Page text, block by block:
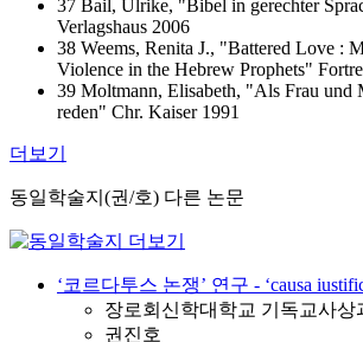
37 Bail, Ulrike, "Bibel in gerechter
Verlagshaus 2006
38 Weems, Renita J., "Battered Love :
Violence in the Hebrew Prophets"
39 Moltmann, Elisabeth, "Als Frau und
reden" Chr. Kaiser 1991
더보기
동일학술지(권/호) 다른 논문
‘코르다투스 논쟁’ 연구 ‐ ‘causa
장로회신학대학교 기독교사상
권진호